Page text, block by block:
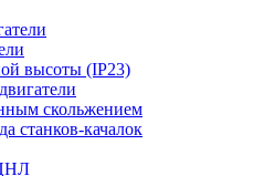
высоты (IP23)
скольжением
станков-качалок